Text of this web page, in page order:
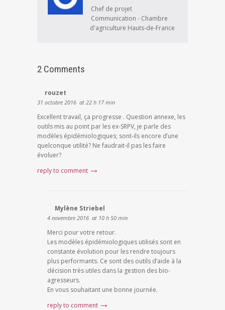
Chef de projet
Communication - Chambre
d'agriculture Hauts-de-France
2 Comments
rouzet
31 octobre 2016 at 22 h 17 min
Excellent travail, ça progresse . Question annexe, les
outils mis au point par les ex-SRPV, je parle des
modèles épidémiologiques; sont-ils encore d’une
quelconque utilité? Ne faudrait-il pas les faire
évoluer?
reply to comment
Mylène Striebel
4 novembre 2016 at 10 h 50 min
Merci pour votre retour.
Les modèles épidémiologiques utilisés sont en
constante évolution pour les rendre toujours
plus performants. Ce sont des outils d’aide à la
décision très utiles dans la gestion des bio-
agresseurs.
En vous souhaitant une bonne journée.
reply to comment